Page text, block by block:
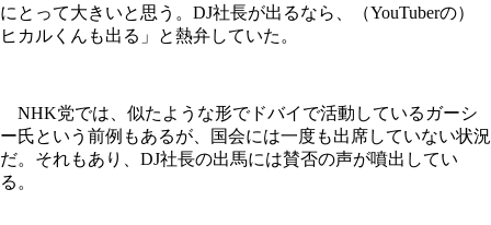
にとって大きいと思う。DJ社長が出るなら、（YouTuberの）
ヒカルくんも出る」と熱弁していた。
NHK党では、似たような形でドバイで活動しているガーシ
ー氏という前例もあるが、国会には一度も出席していない状況
だ。それもあり、DJ社長の出馬には賛否の声が噴出してい
る。